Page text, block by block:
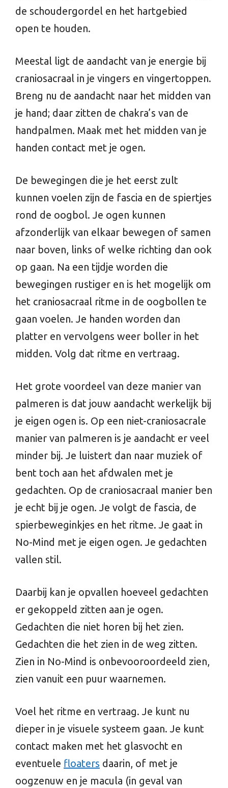
de schoudergordel en het hartgebied
open te houden.
Meestal ligt de aandacht van je energie bij
craniosacraal in je vingers en vingertoppen.
Breng nu de aandacht naar het midden van
je hand; daar zitten de chakra’s van de
handpalmen. Maak met het midden van je
handen contact met je ogen.
De bewegingen die je het eerst zult
kunnen voelen zijn de fascia en de spiertjes
rond de oogbol. Je ogen kunnen
afzonderlijk van elkaar bewegen of samen
naar boven, links of welke richting dan ook
op gaan. Na een tijdje worden die
bewegingen rustiger en is het mogelijk om
het craniosacraal ritme in de oogbollen te
gaan voelen. Je handen worden dan
platter en vervolgens weer boller in het
midden. Volg dat ritme en vertraag.
Het grote voordeel van deze manier van
palmeren is dat jouw aandacht werkelijk bij
je eigen ogen is. Op een niet-craniosacrale
manier van palmeren is je aandacht er veel
minder bij. Je luistert dan naar muziek of
bent toch aan het afdwalen met je
gedachten. Op de craniosacraal manier ben
je echt bij je ogen. Je volgt de fascia, de
spierbeweginkjes en het ritme. Je gaat in
No-Mind met je eigen ogen. Je gedachten
vallen stil.
Daarbij kan je opvallen hoeveel gedachten
er gekoppeld zitten aan je ogen.
Gedachten die niet horen bij het zien.
Gedachten die het zien in de weg zitten.
Zien in No-Mind is onbevooroordeeld zien,
zien vanuit een puur waarnemen.
Voel het ritme en vertraag. Je kunt nu
dieper in je visuele systeem gaan. Je kunt
contact maken met het glasvocht en
eventuele floaters daarin, of met je
oogzenuw en je macula (in geval van